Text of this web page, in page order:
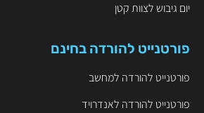
יום גיבוש לצוות קטן
פורטנייט להורדה בחינם
פורטנייט להורדה למחשב
פורטנייט להורדה לאנדרויד